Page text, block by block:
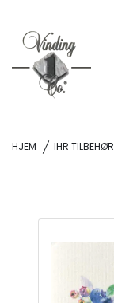
HJEM IHR TILBEHØR